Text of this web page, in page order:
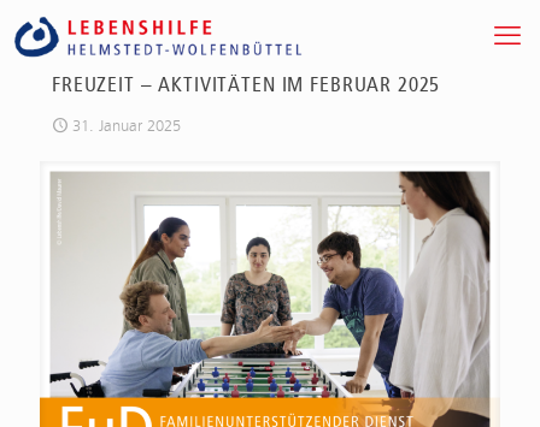
FREUZEIT – AKTIVITÄTEN IM FEBRUAR 2025
31. Januar 2025